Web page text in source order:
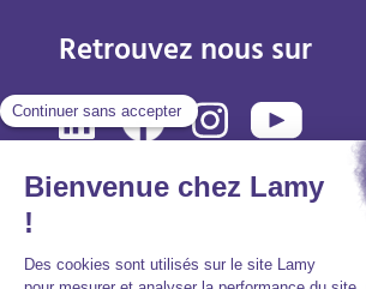
Retrouvez nous sur
Politique de protection des données